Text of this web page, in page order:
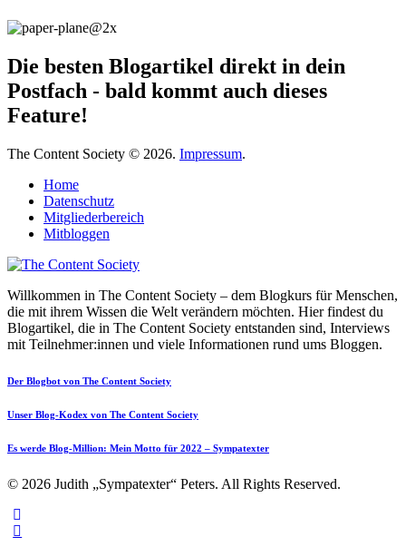
Die besten Blogartikel direkt in dein
Postfach - bald kommt auch dieses
Feature!
The Content Society © 2026. Impressum.
Home
Datenschutz
Mitgliederbereich
Mitbloggen
Willkommen in The Content Society – dem Blogkurs für Menschen,
die mit ihrem Wissen die Welt verändern möchten. Hier findest du
Blogartikel, die in The Content Society entstanden sind, Interviews
mit Teilnehmer:innen und viele Informationen rund ums Bloggen.
Der Blogbot von The Content Society
Unser Blog-Kodex von The Content Society
Es werde Blog-Million: Mein Motto für 2022 – Sympatexter
© 2026 Judith „Sympatexter“ Peters. All Rights Reserved.